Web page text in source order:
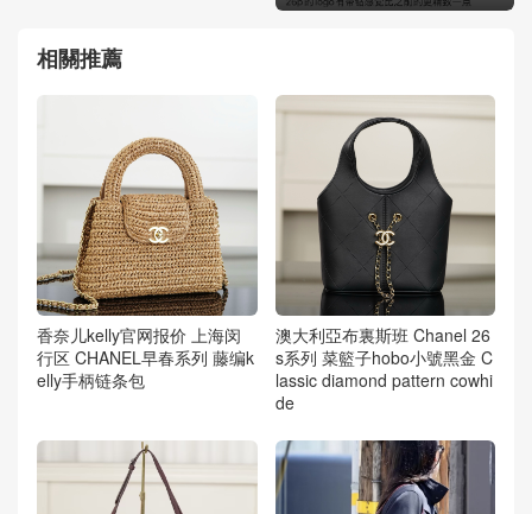
相關推薦
香奈儿kelly官网报价 上海闵
行区 CHANEL早春系列 藤编k
elly手柄链条包
澳大利亞布裏斯班 Chanel 26
s系列 菜籃子hobo小號黑金 C
lassic diamond pattern cowhi
de